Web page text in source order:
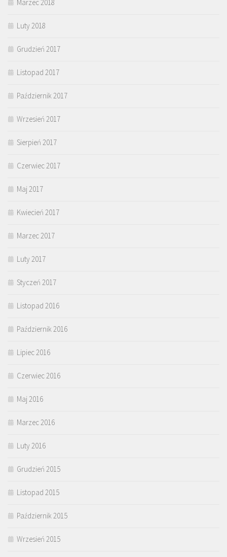
Marzec 2018
Luty 2018
Grudzień 2017
Listopad 2017
Październik 2017
Wrzesień 2017
Sierpień 2017
Czerwiec 2017
Maj 2017
Kwiecień 2017
Marzec 2017
Luty 2017
Styczeń 2017
Listopad 2016
Październik 2016
Lipiec 2016
Czerwiec 2016
Maj 2016
Marzec 2016
Luty 2016
Grudzień 2015
Listopad 2015
Październik 2015
Wrzesień 2015